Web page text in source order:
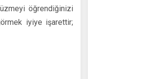
öğrendiğinizi
iyiye işarettir;